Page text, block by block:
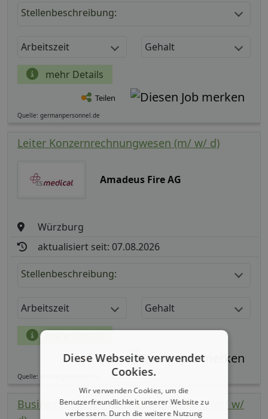
Stellenbeschreibung:
Arbeitszeit Gehalt
mehr Details
Teilen
Quelle: germanpersonnel.de
Leiter Konzernrechnungwesen (m/ w/ d)
Amadeus Fire AG
Würzburg
aktualisiert seit: 07.08.2026
Stellenbeschreibung:
Arbeitszeit Gehalt
mehr Details
Teilen
Quelle: germanpersonnel.de
Business Partner Vertriebscontrolling (m/ w/
Diese Webseite verwendet
Cookies.
Wir verwenden Cookies, um die
Benutzerfreundlichkeit unserer Website zu
verbessern. Durch die weitere Nutzung